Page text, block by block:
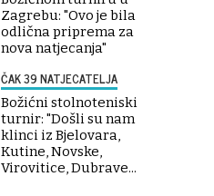
Zagrebu: "Ovo je bila
odlična priprema za
nova natjecanja"
ČAK 39 NATJECATELJA
Božićni stolnoteniski
turnir: "Došli su nam
klinci iz Bjelovara,
Kutine, Novske,
Virovitice, Dubrave...